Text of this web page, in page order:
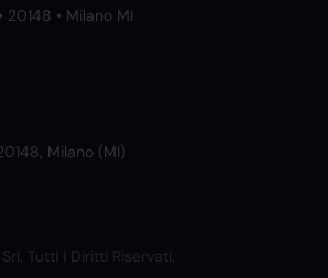
20148 • Milano MI
Milano (MI)
Tutti i Diritti Riservati.